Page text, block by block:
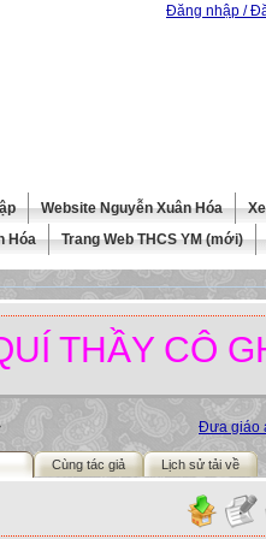
Đăng nhập /
Website Nguyễn Xuân Hóa
Hóa
Trang Web THCS YM (mới)
CÔ GHÉ
Đưa giáo
Cùng tác giả Lịch sử tải về